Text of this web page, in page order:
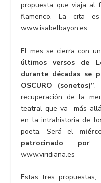
propuesta que viaja al
flamenco. La cita
www.isabelbayon.es
El mes se cierra con
últimos versos de
durante décadas se
OSCURO (sonetos)”.
recuperación de la
teatral que va más
en la intrahistoria de
poeta. Será el
patrocinado por
www.viridiana.es
Estas tres propuestas,